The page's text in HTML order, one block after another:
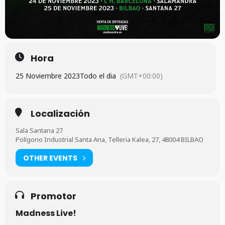
Hora
25 Noviembre 2023Todo el dia (GMT+00:00)
Localización
Sala Santana 27
Polígono Industrial Santa Ana, Telleria Kalea, 27, 48004 BILBAO
OTHER EVENTS
Promotor
Madness Live!